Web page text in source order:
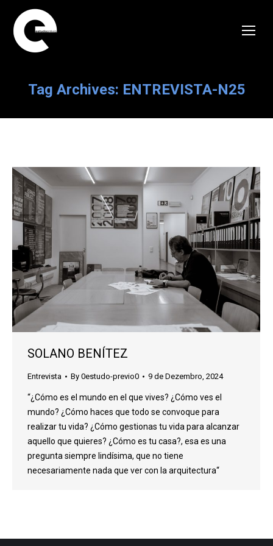
Tag Archives: ENTREVISTA-N25
SOLANO BENÍTEZ
Entrevista By 0estudo-previo0 9 de Dezembro, 2024
“¿Cómo es el mundo en el que vives? ¿Cómo ves el
mundo? ¿Cómo haces que todo se convoque para
realizar tu vida? ¿Cómo gestionas tu vida para alcanzar
aquello que quieres? ¿Cómo es tu casa?, esa es una
pregunta siempre lindísima, que no tiene
necesariamente nada que ver con la arquitectura“